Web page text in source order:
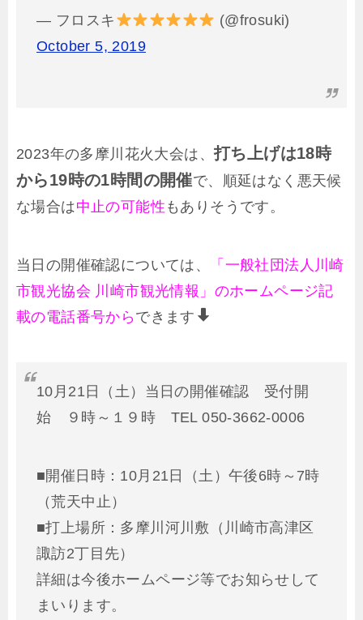
— フロスキ
(@frosuki)
October 5, 2019
2023年の多摩川花火大会は、打ち上げは18時
から19時の1時間の開催で、順延はなく悪天候
な場合は中止の可能性 もありそうです。
当日の開催確認については、
「一般社団法人川崎
市観光協会 川崎市観光情報」のホームページ記
載の電話番号からできます
10月21日（土）当日の開催確認 受付開
始 ９時～１９時 TEL 050-3662-0006
■開催日時：10月21日（土）午後6時～7時
（荒天中止）
■打上場所：多摩川河川敷（川崎市高津区
諏訪2丁目先）
詳細は今後ホームページ等でお知らせして
まいります。